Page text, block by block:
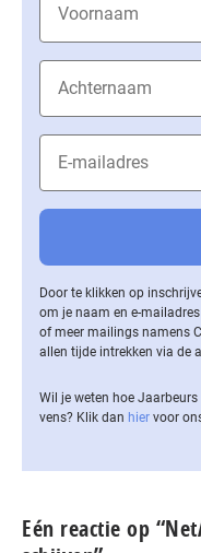
Door te klikken op
om je naam en e-
of meer mailings namens
allen tijde intrekken via de
Wil je weten hoe
vens? Klik dan hier voor
Eén reactie op